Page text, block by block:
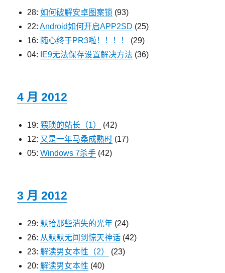
28: 如何破解安卓图案锁 (93)
22: Android如何开启APP2SD (25)
16: 随心终于PR3啦！！！！
(29)
04:
IE9无法保存设置解决方法 (36)
4 月 2012
19: 猥琐的站长（1）
(42)
12: 又是一年马桑成熟时 (17)
05: Windows 7杀手 (42)
3 月 2012
29: 默拾那些消失的光年 (24)
26: 从默默无闻到惊天神话 (42)
23: 解读男女本性（2）
(23)
20: 解读男女本性 (40)